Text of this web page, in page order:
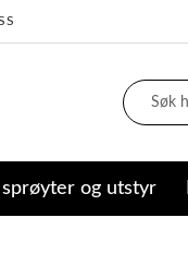
sprøyter og utstyr